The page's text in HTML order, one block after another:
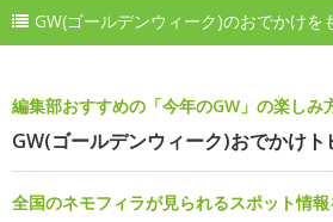
GW(ゴールデンウィーク)のおでかけを
編集部おすすめの「今年のGW」の楽しみ
GW(ゴールデンウィーク)おでかけト
全国のネモフィラが見られるスポット情